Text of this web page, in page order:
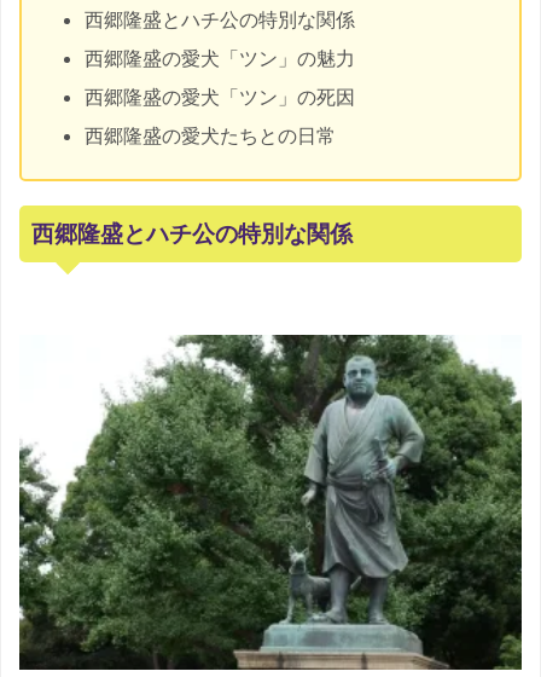
西郷隆盛とハチ公の特別な関係
西郷隆盛の愛犬「ツン」の魅力
西郷隆盛の愛犬「ツン」の死因
西郷隆盛の愛犬たちとの日常
西郷隆盛とハチ公の特別な関係